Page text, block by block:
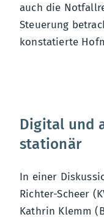
auch die
Steuerung
konstatierte
Digital und
stationär
In einer
Richter-Scheer
Kathrin Klemm